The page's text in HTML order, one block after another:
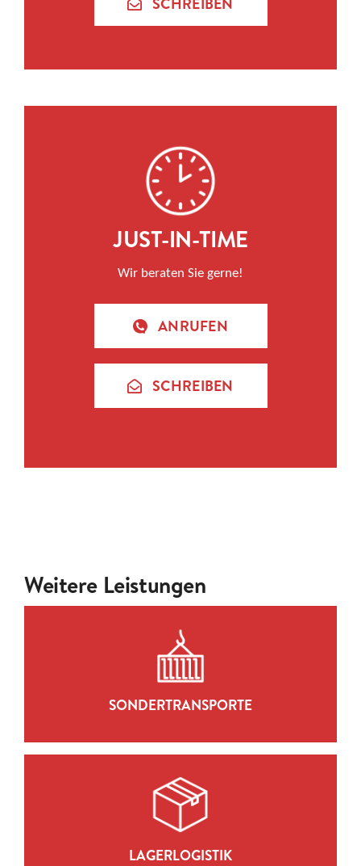
JUST-IN-TIME
Wir beraten Sie gerne!
ANRUFEN
SCHREIBEN
Weitere Leistungen
SONDERTRANSPORTE
SONDERTRANSPORTE
LAGERLOGISTIK
LAGERLOGISTIK
ZUR LEISTUNG